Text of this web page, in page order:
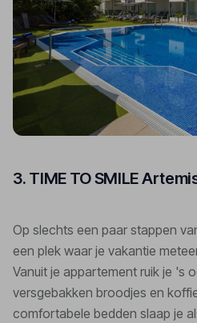
3. TIME TO SMILE
Op slechts een paar stappen
een plek waar je vakantie
Vanuit je appartement ruik je 's
versgebakken broodjes en
comfortabele bedden slaap je